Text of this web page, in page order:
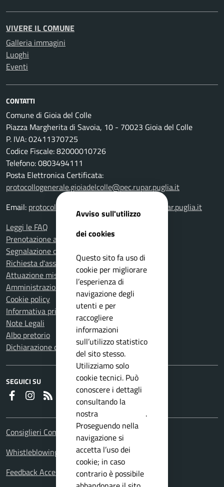
VIVERE IL COMUNE
Galleria immagini
Luoghi
Eventi
CONTATTI
Comune di Gioia del Colle
Piazza Margherita di Savoia, 10 - 70023 Gioia del Colle
P. IVA: 02411370725
Codice Fiscale: 82000010726
Telefono: 0803494111
Posta Elettronica Certificata:
protocollogenerale.gioiadelcolle@pec.rupar.puglia.it
Email: protocollogenerale.gioiadelcolle@pec.rupar.puglia.it
Leggi le FAQ
Prenotazione appuntamento
Segnalazione disservizio
Richiesta d'assistenza
Attuazione misure PNRR
Amministrazione trasparente
Cookie policy
Informativa privacy
Note Legali
Albo pretorio
Dichiarazione di accessibilità
SEGUICI SU
FaceboookInstagram
Consiglieri Comunali
Whistleblowing Policy
Feedback Accessibilita
Avviso sull'utilizzo
dei cookies
Questo sito fa uso di
cookie per migliorare
l’esperienza di
navigazione degli
utenti e per
raccogliere
informazioni
sull’utilizzo statistico
del sito stesso.
Utilizziamo solo
cookie tecnici. Può
conoscere i dettagli
consultando la
nostra
.
Proseguendo nella
navigazione si
accetta l’uso dei
cookie; in caso
contrario è possibile